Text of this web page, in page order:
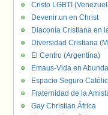
Cristo LGBTI
Devenir un en Christ
Diaconía Cristiana en
Diversidad Cristiana
El Centro (Argentina)
Emaus-Vida en
Espacio Seguro
Fraternidad de la
Gay Christian África